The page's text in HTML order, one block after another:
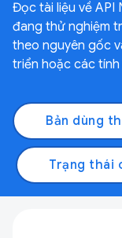
Đọc tài liệu về API
đang thử nghiệm
theo nguyên gốc
triển hoặc các
Bản dùng
Trạng thái